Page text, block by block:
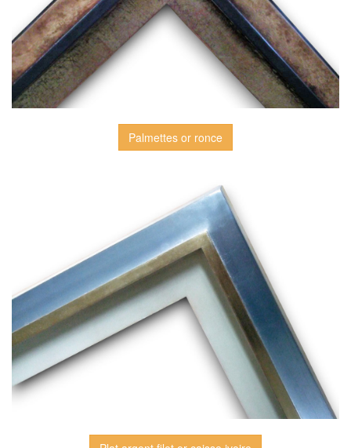
Palmettes or ronce